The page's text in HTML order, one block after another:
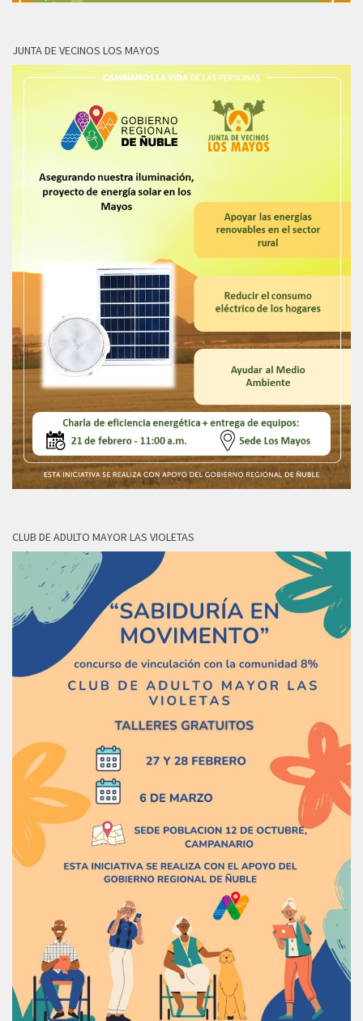
JUNTA DE VECINOS LOS MAYOS
CLUB DE ADULTO MAYOR LAS VIOLETAS